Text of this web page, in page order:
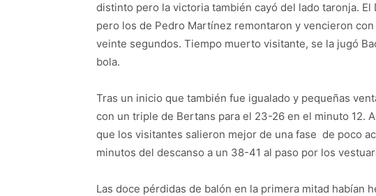
distinto pero la victoria también cayó del lado taronja.
pero los de Pedro Martínez remontaron y vencieron
veinte segundos. Tiempo muerto visitante, se la jugó
bola.
Tras un inicio que también fue igualado y pequeñas
con un triple de Bertans para el 23-26 en el minuto 12.
que los visitantes salieron mejor de una fase de poco
minutos del descanso a un 38-41 al paso por los
Las doce pérdidas de balón en la primera mitad habían